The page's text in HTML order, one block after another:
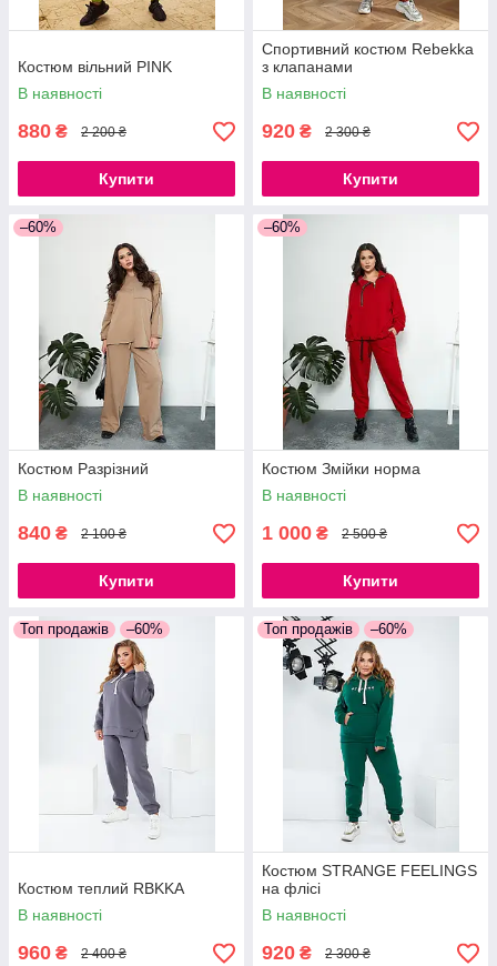
Костюм вільний PINK
В наявності
880 ₴ 2 200 ₴
Купити
Спортивний костюм Rebekka
з клапанами
В наявності
920 ₴ 2 300 ₴
Купити
–60%
Костюм Разрізний
В наявності
840 ₴ 2 100 ₴
Купити
–60%
Костюм Змійки норма
В наявності
1 000 ₴ 2 500 ₴
Купити
Топ продажів –60%
Костюм теплий RBKKA
В наявності
960 ₴ 2 400 ₴
Топ продажів –60%
Костюм STRANGE FEELINGS
на флісі
В наявності
920 ₴ 2 300 ₴